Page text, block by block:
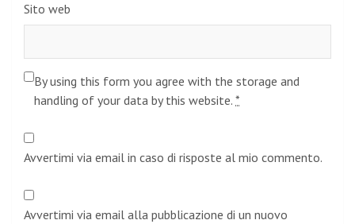
Sito web
By using this form you agree with the storage and
handling of your data by this website. *
Avvertimi via email in caso di risposte al mio commento.
Avvertimi via email alla pubblicazione di un nuovo